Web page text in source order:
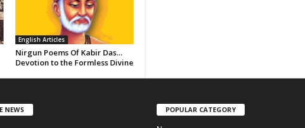
English Articles
Nirgun Poems Of Kabir Das…
Devotion to the Formless Divine
NEWS POPULAR CATEGORY